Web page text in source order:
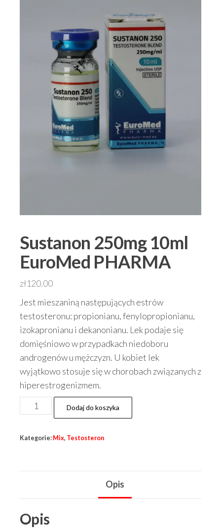
Sustanon 250mg 10ml
EuroMed PHARMA
zł120.00
Jest mieszaniną następujących estrów
testosteronu: propionianu, fenylopropionianu,
izokapronianu i dekanonianu. Lek podaje się
domięśniowo w przypadkach niedoboru
androgenów u mężczyzn. U kobiet lek
wyjątkowo stosuje się w chorobach związanych z
hiperestrogenizmem.
ilość
Sustanon
10ml
Dodaj do koszyka
Kategorie: Mix, Testosteron
Opis
Opis